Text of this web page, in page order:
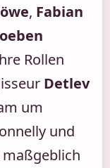
, Fabian
Rollen
Detlev
um
und